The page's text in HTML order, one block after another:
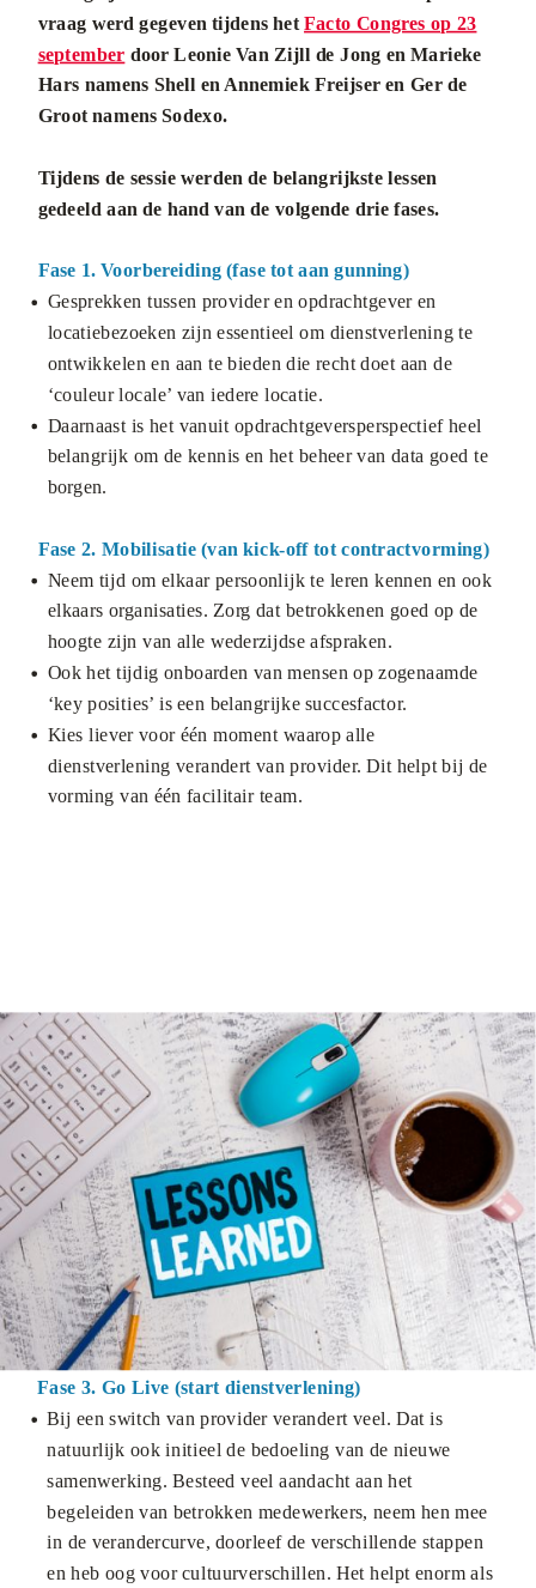
vraag werd gegeven tijdens hetFacto Congres op 23
september door Leonie Van Zijll de Jong en Marieke
Hars namens Shell en Annemiek Freijser en Ger de
Groot namens Sodexo.
Tijdens de sessie werden de belangrijkste lessen
gedeeld aan de hand van de volgende drie fases.
Fase 1. Voorbereiding (fase tot aan gunning)
Gesprekken tussen provider en opdrachtgever en
locatiebezoeken zijn essentieel om dienstverlening te
ontwikkelen en aan te bieden die recht doet aan de
‘couleur locale’ van iedere locatie.
Daarnaast is het vanuit opdrachtgeversperspectief heel
belangrijk om de kennis en het beheer van data goed te
borgen.
Fase 2. Mobilisatie (van kick-off tot contractvorming)
Neem tijd om elkaar persoonlijk te leren kennen en ook
elkaars organisaties. Zorg dat betrokkenen goed op de
hoogte zijn van alle wederzijdse afspraken.
Ook het tijdig onboarden van mensen op zogenaamde
‘key posities’ is een belangrijke succesfactor.
Kies liever voor één moment waarop alle
dienstverlening verandert van provider. Dit helpt bij de
vorming van één facilitair team.
Fase 3. Go Live (start dienstverlening)
Bij een switch van provider verandert veel. Dat is
natuurlijk ook initieel de bedoeling van de nieuwe
samenwerking. Besteed veel aandacht aan het
begeleiden van betrokken medewerkers, neem hen mee
in de verandercurve, doorleef de verschillende stappen
en heb oog voor cultuurverschillen. Het helpt enorm als